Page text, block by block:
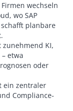
wechseln
wo SAP
planbare
zunehmend KI,
etwa
oder
ein zentraler
Compliance-